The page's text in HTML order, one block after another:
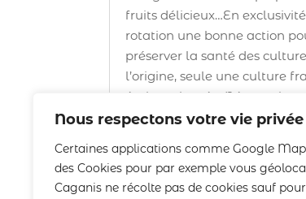
Nous respectons votre vie privée
Certaines applications comme Google
des Cookies pour par exemple vous
Caganis ne récolte pas de cookies sauf
fruits délicieux…En
rotation une bonne action
préserver la santé des
l’origine, seule une culture
était envisagée. Néanmoins,...